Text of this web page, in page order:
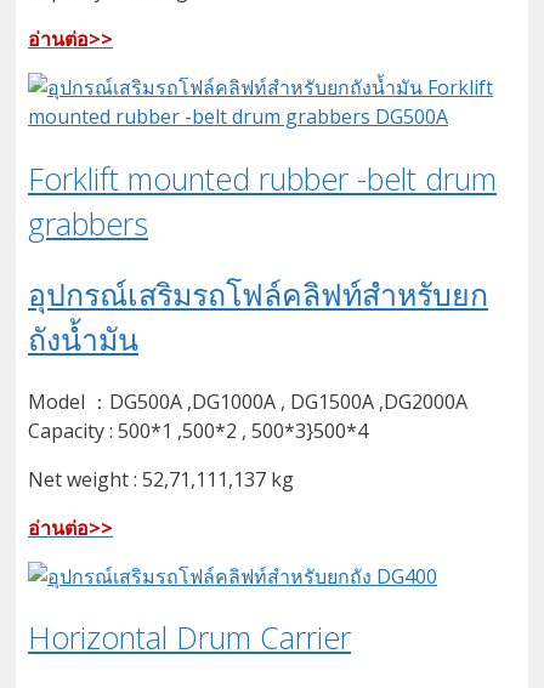
อ่านต่อ>>
Forklift mounted rubber -belt drum
grabbers
อุปกรณ์เสริมรถโฟล์คลิฟท์สำหรับยก
ถังน้ำมัน
Model ：DG500A ,DG1000A , DG1500A ,DG2000A
Capacity : 500*1 ,500*2 , 500*3}500*4
Net weight : 52,71,111,137 kg
อ่านต่อ>>
Horizontal Drum Carrier